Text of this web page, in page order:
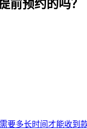
前预约的吗？
要多长时间才能收到